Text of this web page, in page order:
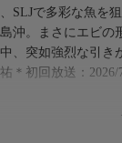
SLJで多彩な魚を狙
沖。まさにエビの
、突如強烈な引き
＊初回放送：2026/